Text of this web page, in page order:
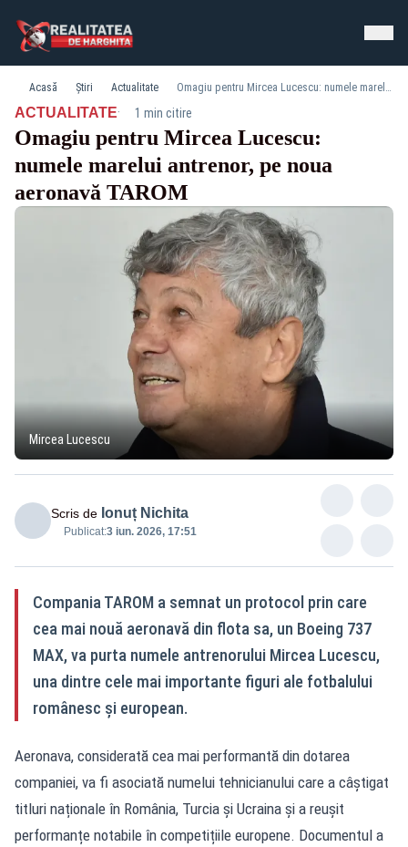
Acasă Știri Actualitate Omagiu pentru Mircea Lucescu: numele marelui antrenor, pe noua aeronavă TAROM
ACTUALITATE· 1 min citire
Omagiu pentru Mircea Lucescu:
numele marelui antrenor, pe noua
aeronavă TAROM
Mircea Lucescu
Scris de Ionuț Nichita
Publicat:3 iun. 2026, 17:51
Compania TAROM a semnat un protocol prin care
cea mai nouă aeronavă din flota sa, un Boeing 737
MAX, va purta numele antrenorului Mircea Lucescu,
una dintre cele mai importante figuri ale fotbalului
românesc și european.
Aeronava, considerată cea mai performantă din dotarea
companiei, va fi asociată numelui tehnicianului care a câștigat
titluri naționale în România, Turcia și Ucraina și a reușit
performanțe notabile în competițiile europene. Documentul a